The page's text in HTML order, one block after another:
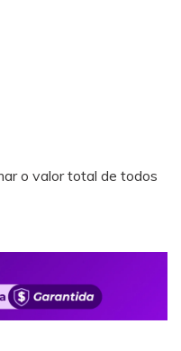
o valor total de todos